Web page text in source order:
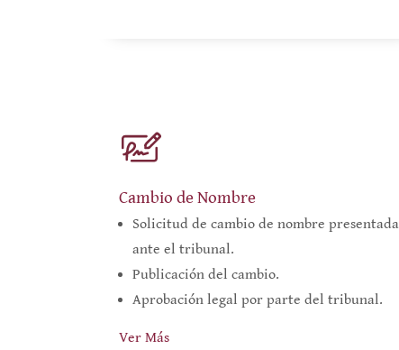
Cambio de Nombre
Solicitud de cambio de nombre presentada
ante el tribunal.
Publicación del cambio.
Aprobación legal por parte del tribunal.
Ver Más